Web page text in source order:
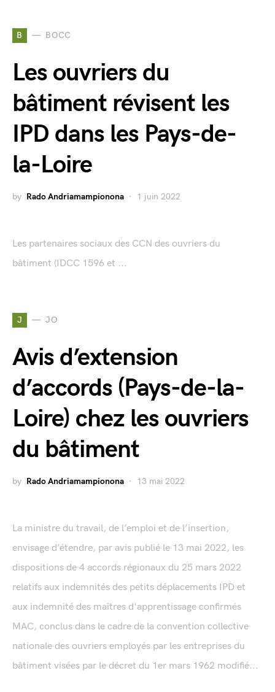
B BOCC
Les ouvriers du
bâtiment révisent les
IPD dans les Pays-de-
la-Loire
by Rado Andriamampionona 1 juin 2022
Les partenaires sociaux des CCN des ouvriers du
bâtiment (IDCC 1596 et ...
J JO
Avis d’extension
d’accords (Pays-de-la-
Loire) chez les ouvriers
du bâtiment
by Rado Andriamampionona 13 mai 2022
La ministre du travail, de l’emploi et de l’insertion,
envisage d’étendre, par avis publié le 13 mai 2022, les
dispositions de 4 accords régionaux du 25 mars 2022
relatifs aux indemnités des petits déplacements IPD et
aux indemnité des maîtres d'apprentissage confirmés
MAC, conclus dans le cadre de la convention collective
nationale des ouvriers employés par les entreprises du
bâtiment visées par le décret du 1er mars 1962 modifié...